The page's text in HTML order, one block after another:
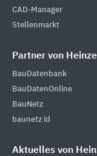
CAD-Manager
Stellenmarkt
Partner von Heinze
BauDatenbank
BauDatenOnline
BauNetz
baunetz id
Aktuelles von